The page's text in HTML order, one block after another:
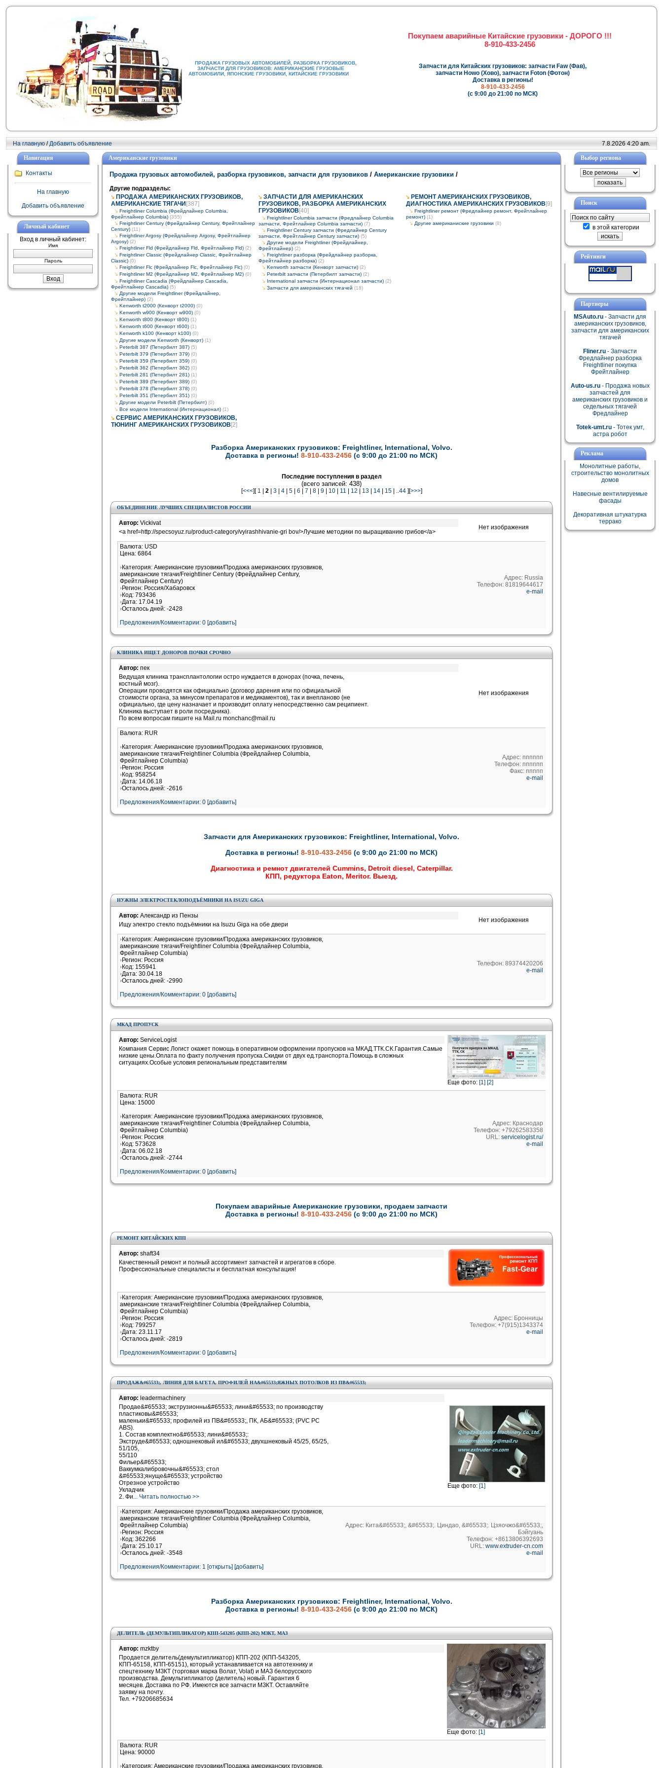
ПРОДАЖА ГРУЗОВЫХ АВТОМОБИЛЕЙ, РАЗБОРКА ГРУЗОВИКОВ,
ЗАПЧАСТИ ДЛЯ ГРУЗОВИКОВ: АМЕРИКАНСКИЕ ГРУЗОВЫЕ
АВТОМОБИЛИ, ЯПОНСКИЕ ГРУЗОВИКИ, КИТАЙСКИЕ ГРУЗОВИКИ
Покупаем аварийные Китайские грузовики - ДОРОГО !!!
8-910-433-2456
Запчасти для Китайских грузовиков: запчасти Faw (Фав),
запчасти Howo (Хово), запчасти Foton (Фотон)
Доставка в регионы!
8-910-433-2456
(с 9:00 до 21:00 по МСК)
На главную /Добавить объявление 7.8.2026 4:20 am.
Навигация
Контакты
На главную
Добавить объявление
Личный кабинет
Вход в личный кабинет:
Имя
Пароль
Американские грузовики
Продажа грузовых автомобилей, разборка грузовиков, запчасти для грузовиков / Американские грузовики /
Другие подразделы:
ПРОДАЖА АМЕРИКАНСКИХ ГРУЗОВИКОВ,
АМЕРИКАНСКИЕ ТЯГАЧИ [387]
Freightliner Columbia (Фрейдлайнер Columbia,
Фрейтлайнер Columbia) (355)
Freightliner Century (Фрейдлайнер Century, Фрейтлайнер
Century) (11)
Freightliner Argosy (Фрейдлайнер Argosy, Фрейтлайнер
Argosy) (2)
Freightliner Fld (Фрейдлайнер Fld, Фрейтлайнер Fld) (2)
Freightliner Classic (Фрейдлайнер Classic, Фрейтлайнер
Classic) (0)
Freightliner Flc (Фрейдлайнер Flc, Фрейтлайнер Flc) (0)
Freightliner M2 (Фрейдлайнер M2, Фрейтлайнер M2) (0)
Freightliner Cascadia (Фрейдлайнер Cascadia,
Фрейтлайнер Cascadia) (5)
Другие модели Freightliner (Фрейдлайнер,
Фрейтлайнер) (2)
Kenworth t2000 (Кенворт t2000) (0)
Kenworth w900 (Кенворт w900) (0)
Kenworth t800 (Кенворт t800) (1)
Kenworth t600 (Кенворт t600) (1)
Kenworth k100 (Кенворт k100) (0)
Другие модели Kenworth (Кенворт) (1)
Peterbilt 387 (Петербилт 387) (5)
Peterbilt 379 (Петербилт 379) (0)
Peterbilt 359 (Петербилт 359) (0)
Peterbilt 362 (Петербилт 362) (0)
Peterbilt 281 (Петербилт 281) (1)
Peterbilt 389 (Петербилт 389) (0)
Peterbilt 378 (Петербилт 378) (0)
Peterbilt 351 (Петербилт 351) (0)
Другие модели Peterbilt (Петербилт) (0)
Все модели International (Интернационал) (1)
ЗАПЧАСТИ ДЛЯ АМЕРИКАНСКИХ
ГРУЗОВИКОВ, РАЗБОРКА АМЕРИКАНСКИХ
ГРУЗОВИКОВ [40]
Freightliner Columbia запчасти (Фредлайнер Columbia
запчасти, Фрейтлайнер Columbia запчасти) (7)
Freightliner Century запчасти (Фредлайнер Century
запчасти, Фрейтлайнер Century запчасти) (5)
Другие модели Freightliner (Фрейдлайнер,
Фрейтлайнер) (2)
Freightliner разборка (Фрейдлайнер разборка,
Фрейтлайнер разборка) (2)
Kenworth запчасти (Кенворт запчасти) (2)
Peterbilt запчасти (Петербилт запчасти) (2)
International запчасти (Интернационал запчасти) (2)
Запчасти для американских тягачей (18)
РЕМОНТ АМЕРИКАНСКИХ ГРУЗОВИКОВ,
ДИАГНОСТИКА АМЕРИКАНСКИХ ГРУЗОВИКОВ [9]
Freightliner ремонт (Фредлайнер ремонт, Фрейтлайнер
ремонт) (1)
Другие американиские грузовики (8)
CЕРВИС АМЕРИКАНСКИХ ГРУЗОВИКОВ,
ТЮНИНГ АМЕРИКАНСКИХ ГРУЗОВИКОВ [2]
Разборка Американских грузовиков: Freightliner, International, Volvo.
Доставка в регионы! 8-910-433-2456 (с 9:00 до 21:00 по МСК)
Последние поступления в раздел
(всего записей: 438)
[<<<][ 1 2| 3| 4| 5| 6 7 8| 9| 10| 11 12 13| 14| 15| ..44][>>>]
ОБЪЕДИНЕНИЕ ЛУЧШИХ СПЕЦИАЛИСТОВ РОССИИ
Автор: Vickivat
<a href=http://specsoyuz.ru/product-category/vyirashhivanie-gri bov/>Лучшие методики по выращиванию грибов</a>
Нет изображения
Валюта: USD
Цена: 6864
Категория: Американские грузовики/Продажа американских грузовиков,
американские тягачи/Freightliner Century (Фрейдлайнер Century,
Фрейтлайнер Century)
Регион: Россия/Хабаровск
Код: 793436
Дата: 17.04.19
Осталось дней: -2428
Предложения/Комментарии: 0 [добавить]
Адрес: Russia
Телефон: 81819644617
e-mail
КЛИНИКА ИЩЕТ ДОНОРОВ ПОЧКИ СРОЧНО
Автор: пек
Ведущая клиника трансплантологии остро нуждается в донорах (почка, печень,
костный мозг).
Операции проводятся как официально (договор дарения или по официальной
стоимости органа, за минусом препаратов и медикаментов), так и внепланово (не
официально, где цену назначает и производит оплату непосредственно сам реципиент.
Клиника выступает в роли посредника).
По всем вопросам пишите на Mail.ru monchanc@mail.ru
Нет изображения
Валюта: RUR
Категория: Американские грузовики/Продажа американских грузовиков,
американские тягачи/Freightliner Columbia (Фрейдлайнер Columbia,
Фрейтлайнер Columbia)
Регион: Россия
Код: 958254
Дата: 14.06.18
Осталось дней: -2616
Предложения/Комментарии: 0 [добавить]
Адрес: пппппп
Телефон: пппппп
Факс: ппппп
e-mail
Запчасти для Американских грузовиков: Freightliner, International, Volvo.
Доставка в регионы! 8-910-433-2456 (с 9:00 до 21:00 по МСК)
Диагностика и ремнот двигателей Cummins, Detroit diesel, Caterpillar.
КПП, редуктора Eaton, Meritor. Выезд.
НУЖНЫ ЭЛЕКТРОСТЕКЛОПОДЪЁМНИКИ НА ISUZU GIGA
Автор: Александр из Пензы
Ищу электро стекло подъёмники на Isuzu Giga на обе двери
Нет изображения
Категория: Американские грузовики/Продажа американских грузовиков,
американские тягачи/Freightliner Columbia (Фрейдлайнер Columbia,
Фрейтлайнер Columbia)
Регион: Россия
Код: 155941
Дата: 30.04.18
Осталось дней: -2990
Предложения/Комментарии: 0 [добавить]
Телефон: 89374420206
e-mail
МКАД ПРОПУСК
Автор: ServiceLogist
Компания Сервис Логист окажет помощь в оперативном оформлении пропусков на МКАД.ТТК.СК.Гарантия.Самые
низкие цены.Оплата по факту получения пропуска.Скидки от двух ед.транспорта.Помощь в сложных
ситуациях.Особые условия региональным представителям
Еще фото: [1] [2]
Валюта: RUR
Цена: 15000
Категория: Американские грузовики/Продажа американских грузовиков,
американские тягачи/Freightliner Columbia (Фрейдлайнер Columbia,
Фрейтлайнер Columbia)
Регион: Россия
Код: 573628
Дата: 06.02.18
Осталось дней: -2744
Предложения/Комментарии: 0 [добавить]
Адрес: Краснодар
Телефон: +79262583358
URL: servicelogist.ru/
e-mail
Покупаем аварийные Американские грузовики, продаем запчасти
Доставка в регионы! 8-910-433-2456 (с 9:00 до 21:00 по МСК)
РЕМОНТ КИТАЙСКИХ КПП
Автор: shaft34
Качественный ремонт и полный ассортимент запчастей и агрегатов в сборе.
Профессиональные специалисты и бесплатная консультация!
Категория: Американские грузовики/Продажа американских грузовиков,
американские тягачи/Freightliner Columbia (Фрейдлайнер Columbia,
Фрейтлайнер Columbia)
Регион: Россия
Код: 799257
Дата: 23.11.17
Осталось дней: -2819
Предложения/Комментарии: 0 [добавить]
Адрес: Бронницы
Телефон: +7(915)1343374
e-mail
ПРОДАЖ&#65533;, ЛИНИЯ ДЛЯ БАГЕТА, ПРОФИЛЕЙ НА&#65533;ЯЖНЫХ ПОТОЛКОВ ИЗ ПВ&#65533;
Автор: leadermachinery
Продае&#65533; экструзионны&#65533; лини&#65533; по производству
пластиковы&#65533;
маленьки&#65533; профилей из ПВ&#65533;, ПК, АБ&#65533; (PVC PC
ABS).
1. Состав комплектно&#65533; лини&#65533;:
Экструде&#65533; одношнековый ил&#65533; двухшнековый 45/25, 65/25,
51/105,
55/110
Фильер&#65533;
Ваккумкалибровочны&#65533; стол
&#65533;януще&#65533; устройство
Отрезное устройство
Укладчик
2. Фи... Читать полностью >>
Еще фото: [1]
Категория: Американские грузовики/Продажа американских грузовиков,
американские тягачи/Freightliner Columbia (Фрейдлайнер Columbia,
Фрейтлайнер Columbia)
Регион: Россия
Код: 362266
Дата: 25.10.17
Осталось дней: -3548
Предложения/Комментарии: 1 [открыть] [добавить]
Адрес: Кита&#65533;, &#65533;. Циндао, &#65533;. Цзяочжо&#65533;,
Бэйгуань
Телефон: +8613806392693
URL: www.extruder-cn.com
e-mail
Разборка Американских грузовиков: Freightliner, International, Volvo.
Доставка в регионы! 8-910-433-2456 (с 9:00 до 21:00 по МСК)
ДЕЛИТЕЛЬ (ДЕМУЛЬТИПЛИКАТОР) КПП-543205 (КПП-202) МЗКТ, МАЗ
Автор: mzktby
Продается делитель(демультипликатор) КПП-202 (КПП-543205,
КПП-65158, КПП-65151), который устанавливается на автотехнику и
спецтехнику МЗКТ (торговая марка Волат, Volat) и МАЗ белорусского
производства. Демультипликатор (делитель) новый. Гарантия 6
месяцев. Доставка по РФ. Имеются все запчасти МЗКТ. Оставляйте
заявку на почту.
Тел. +79206685634
Еще фото: [1]
Валюта: RUR
Цена: 90000
Категория: Американские грузовики/Продажа американских грузовиков,
Выбор региона
Поиск
в этой категории
Рейтинги
Партнеры
MSAuto.ru - Запчасти для
американских грузовиков,
запчасти для американских
тягачей
Fliner.ru - Запчасти
Фредлайнер разборка
Freightliner покупка
Фрейтлайнер
Auto-us.ru- Продажа новых
запчастей для
американских грузовиков и
седельных тягачей
Фредлайнер
Totek-umt.ru- Тотек умт,
астра робот
Реклама
Монолитные работы,
строительство монолитных
домов
Навесные вентилируемые
фасады
Декоративная штукатурка
террако